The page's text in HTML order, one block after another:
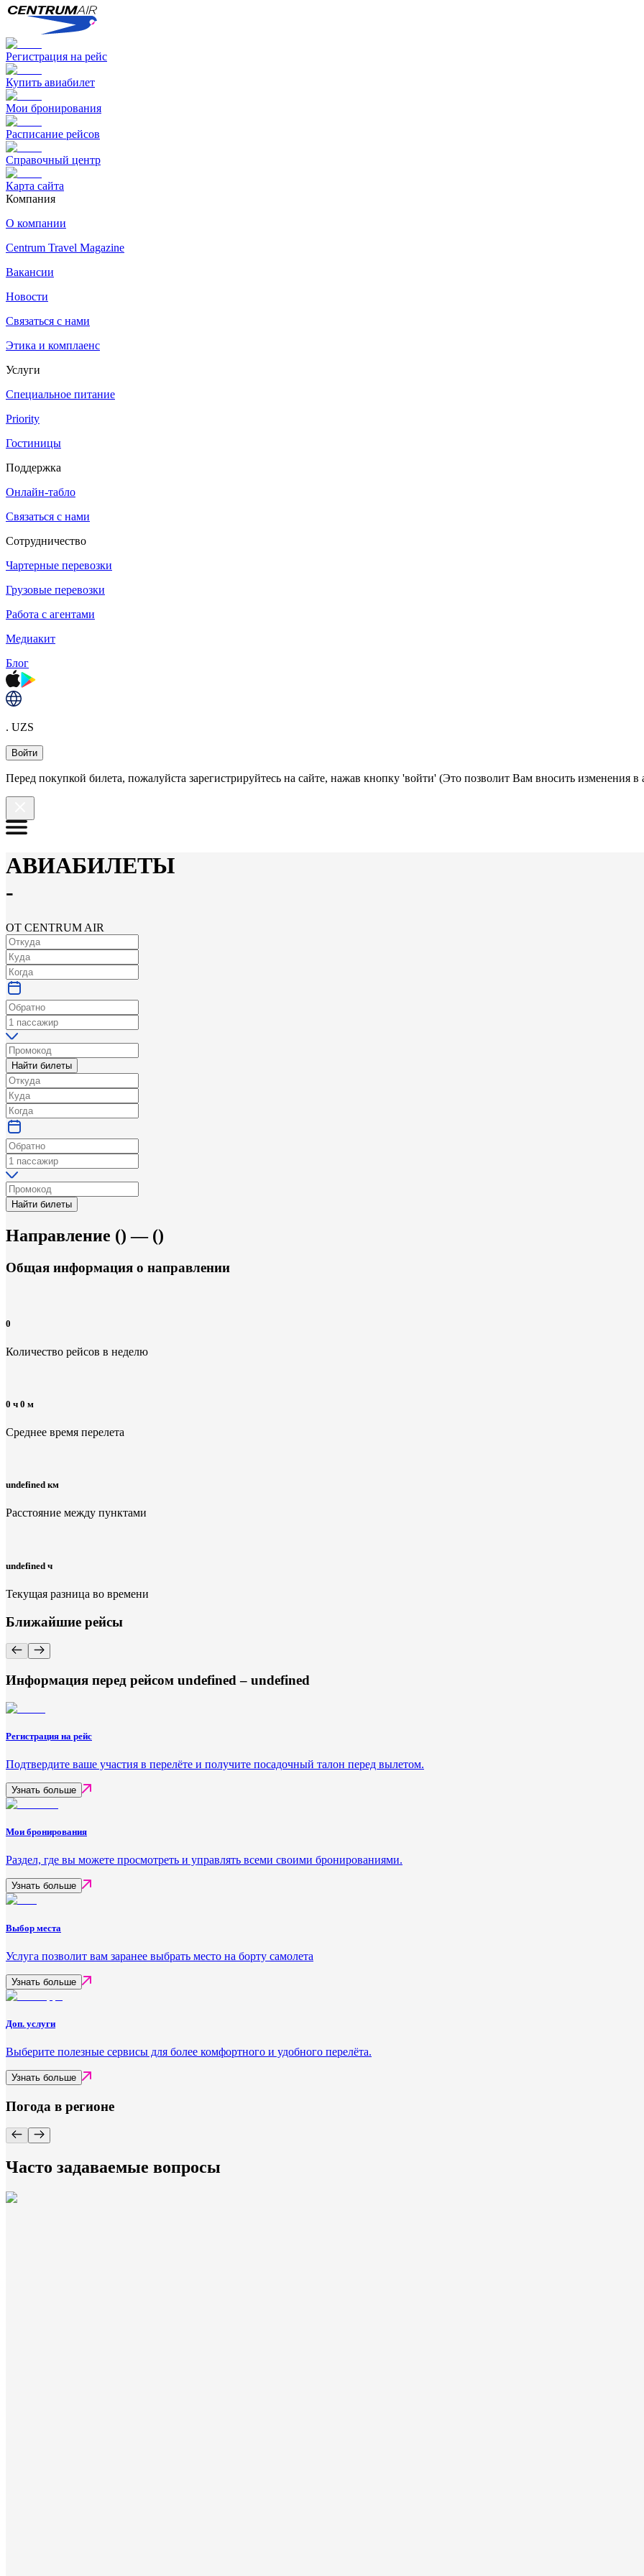
Регистрация на рейс
Купить авиабилет
Мои бронирования
Расписание рейсов
Справочный центр
Карта сайта
Компания
О компании
Centrum Travel Magazine
Вакансии
Новости
Связаться с нами
Этика и комплаенс
Услуги
Специальное питание
Priority
Гостиницы
Поддержка
Онлайн-табло
Связаться с нами
Сотрудничество
Чартерные перевозки
Грузовые перевозки
Работа с агентами
Медиакит
Блог
. UZS
Войти
Перед покупкой билета, пожалуйста зарегистрируйтесь на сайте, нажав кнопку 'войти' (Это позволит Вам вносить изменения в
АВИАБИЛЕТЫ
-
ОТ CENTRUM AIR
Найти билеты
Найти билеты
Направление () — ()
Общая информация о направлении
0
Количество рейсов в неделю
0 ч 0 м
Среднее время перелета
undefined км
Расстояние между пунктами
undefined ч
Текущая разница во времени
Ближайшие рейсы
Информация перед рейсом undefined – undefined
Регистрация на рейс
Подтвердите ваше участия в перелёте и получите посадочный талон перед вылетом.
Узнать больше
Мои бронирования
Раздел, где вы можете просмотреть и управлять всеми своими бронированиями.
Узнать больше
Выбор места
Услуга позволит вам заранее выбрать место на борту самолета
Узнать больше
Доп. услуги
Выберите полезные сервисы для более комфортного и удобного перелёта.
Узнать больше
Погода в регионе
Часто задаваемые вопросы